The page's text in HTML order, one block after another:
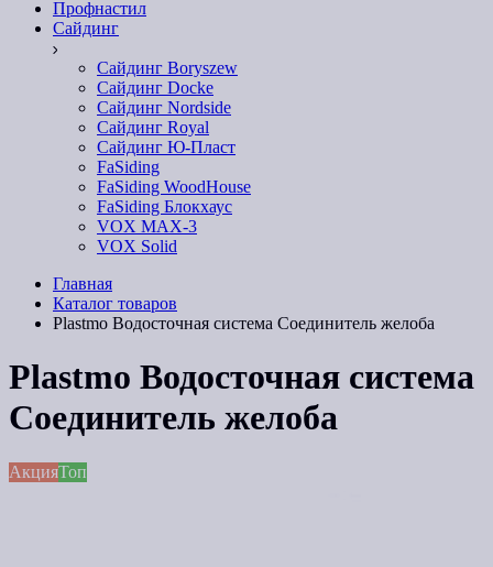
Профнастил
Сайдинг
Сайдинг Boryszew
Сайдинг Docke
Сайдинг Nordside
Сайдинг Royal
Сайдинг Ю-Пласт
FaSiding
FaSiding WoodHouse
FaSiding Блокхаус
VOX MAX-3
VOX Solid
Главная
Каталог товаров
Plastmo Водосточная система Соединитель желоба
Plastmo Водосточная система
Соединитель желоба
АкцияТоп